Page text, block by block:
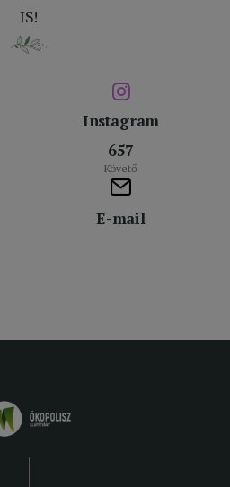
IS!
Instagram
657
Követő
E-mail